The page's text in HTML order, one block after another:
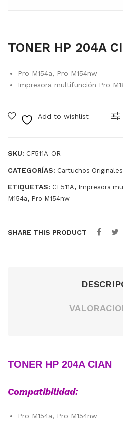
TONER HP 204A
Pro M154a, Pro M154nw
Impresora multifunción Pro
Add to wishlist
SKU: CF511A-OR
CATEGORÍAS: Cartuchos Originales
ETIQUETAS: CF511A, Impresora
M154a, Pro M154nw
SHARE THIS PRODUCT
TONER HP 204A CIAN
Compatibilidad:
Pro M154a, Pro M154nw